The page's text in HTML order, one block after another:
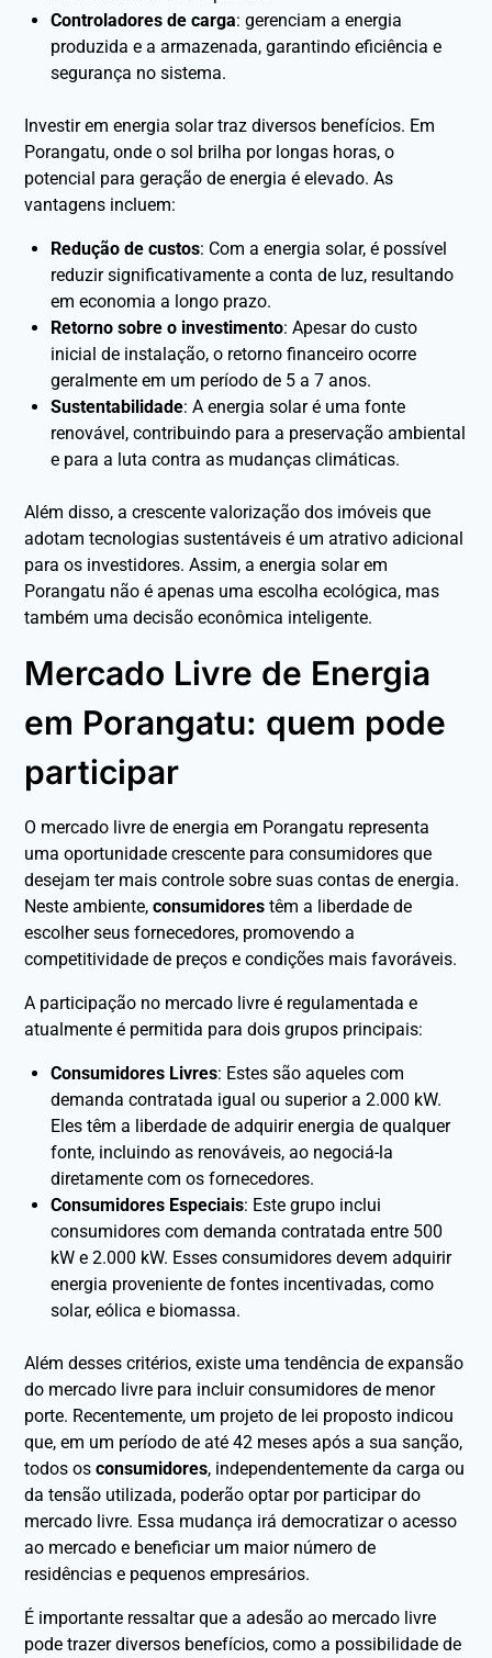
Controladores de carga: gerenciam a energia
produzida e a armazenada, garantindo eficiência e
segurança no sistema.
Investir em energia solar traz diversos benefícios. Em
Porangatu, onde o sol brilha por longas horas, o
potencial para geração de energia é elevado. As
vantagens incluem:
Redução de custos: Com a energia solar, é possível
reduzir significativamente a conta de luz, resultando
em economia a longo prazo.
Retorno sobre o investimento: Apesar do custo
inicial de instalação, o retorno financeiro ocorre
geralmente em um período de 5 a 7 anos.
Sustentabilidade: A energia solar é uma fonte
renovável, contribuindo para a preservação ambiental
e para a luta contra as mudanças climáticas.
Além disso, a crescente valorização dos imóveis que
adotam tecnologias sustentáveis é um atrativo adicional
para os investidores. Assim, a energia solar em
Porangatu não é apenas uma escolha ecológica, mas
também uma decisão econômica inteligente.
Mercado Livre de Energia
em Porangatu: quem pode
participar
O mercado livre de energia em Porangatu representa
uma oportunidade crescente para consumidores que
desejam ter mais controle sobre suas contas de energia.
Neste ambiente,consumidores têm a liberdade de
escolher seus fornecedores, promovendo a
competitividade de preços e condições mais favoráveis.
A participação no mercado livre é regulamentada e
atualmente é permitida para dois grupos principais:
Consumidores Livres: Estes são aqueles com
demanda contratada igual ou superior a 2.000 kW.
Eles têm a liberdade de adquirir energia de qualquer
fonte, incluindo as renováveis, ao negociá-la
diretamente com os fornecedores.
Consumidores Especiais: Este grupo inclui
consumidores com demanda contratada entre 500
kW e 2.000 kW. Esses consumidores devem adquirir
energia proveniente de fontes incentivadas, como
solar, eólica e biomassa.
Além desses critérios, existe uma tendência de expansão
do mercado livre para incluir consumidores de menor
porte. Recentemente, um projeto de lei proposto indicou
que, em um período de até 42 meses após a sua sanção,
todos osconsumidores, independentemente da carga ou
da tensão utilizada, poderão optar por participar do
mercado livre. Essa mudança irá democratizar o acesso
ao mercado e beneficiar um maior número de
residências e pequenos empresários.
É importante ressaltar que a adesão ao mercado livre
pode trazer diversos benefícios, como a possibilidade de